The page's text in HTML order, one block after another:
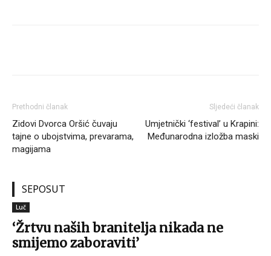
Prethodni članak
Zidovi Dvorca Oršić čuvaju
tajne o ubojstvima, prevarama,
magijama
Sljedeći članak
Umjetnički ‘festival’ u Krapini:
Međunarodna izložba maski
SEPOSUT
Luč
‘Žrtvu naših branitelja nikada ne
smijemo zaboraviti’